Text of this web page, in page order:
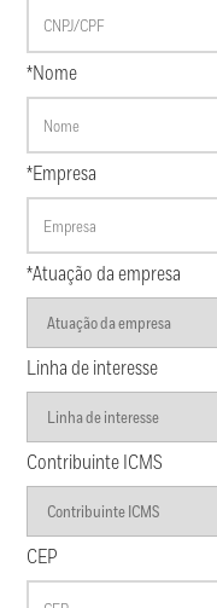
*Nome
*Empresa
*Atuação da empresa
Linha de interesse
Contribuinte ICMS
CEP